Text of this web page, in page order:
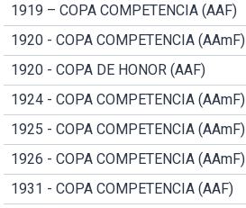
1919 – COPA COMPETENCIA (AAF)
1920 - COPA COMPETENCIA (AAmF)
1920 - COPA DE HONOR (AAF)
1924 - COPA COMPETENCIA (AAmF)
1925 - COPA COMPETENCIA (AAmF)
1926 - COPA COMPETENCIA (AAmF)
1931 - COPA COMPETENCIA (AAF)